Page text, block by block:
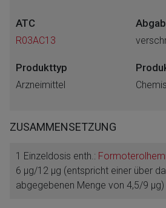
ATC
R03AC13
Produkttyp
Arzneimittel
ZUSAMMENSETZUNG
1 Einzeldosis enth.:
6 μg/12 μg (entspricht einer über
abgegebenen Menge von 4,5/9 μg)